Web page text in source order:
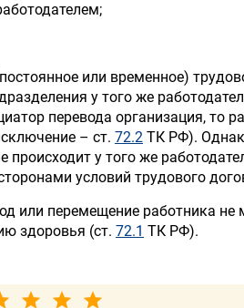
или временное)
у того же
перевода организация, то
– ст. 72.2 ТК РФ).
происходит у того же
условий трудового
или перемещение работника не
здоровья (ст. 72.1 ТК РФ).